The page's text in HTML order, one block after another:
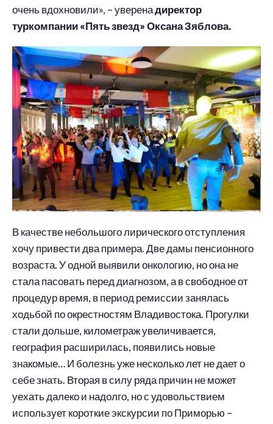
очень вдохновили», – уверенадиректор
туркомпании «Пять звезд» Оксана Зяблова.
В качестве небольшого лирического отступления
хочу привести два примера. Две дамы пенсионного
возраста. У одной выявили онкологию, но она не
стала пасовать перед диагнозом, а в свободное от
процедур время, в период ремиссии занялась
ходьбой по окрестностям Владивостока. Прогулки
стали дольше, километраж увеличивается,
география расширилась, появились новые
знакомые… И болезнь уже несколько лет не дает о
себе знать. Вторая в силу ряда причин не может
уехать далеко и надолго, но с удовольствием
использует короткие экскурсии по Приморью –